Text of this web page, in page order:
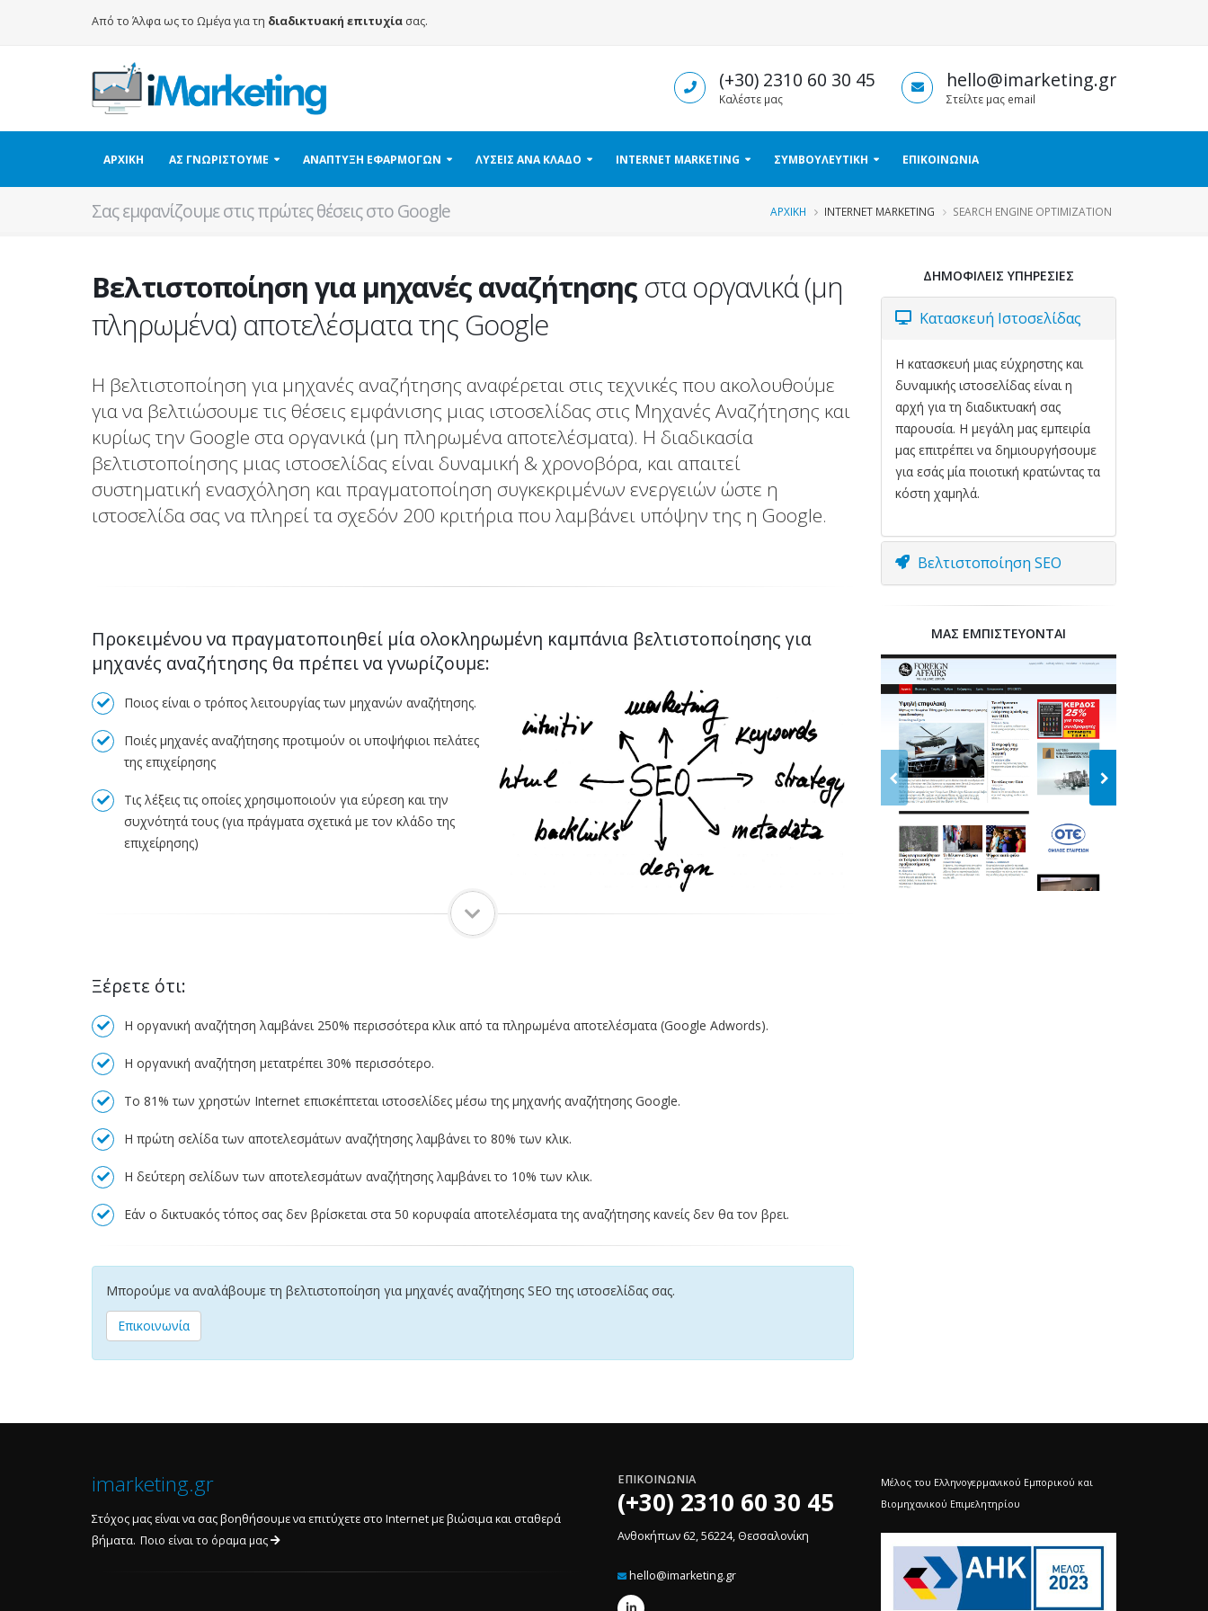
Από το Άλφα ως το Ωμέγα για τη διαδικτυακή επιτυχία σας.
(+30) 2310 60 30 45
Καλέστε μας
hello@imarketing.gr
Στείλτε μας email
ΑΡΧΙΚΗ ΑΣ ΓΝΩΡΙΣΤΟΥΜΕ ΑΝΑΠΤΥΞΗ ΕΦΑΡΜΟΓΩΝ ΛΥΣΕΙΣ ΑΝΑ ΚΛΑΔΟ INTERNET MARKETING ΣΥΜΒΟΥΛΕΥΤΙΚΗ ΕΠΙΚΟΙΝΩΝΙΑ
ΑΡΧΙΚΗ INTERNET MARKETING SEARCH ENGINE OPTIMIZATION
Σας εμφανίζουμε στις πρώτες θέσεις στο Google
Βελτιστοποίηση για μηχανές αναζήτησης στα οργανικά (μη
πληρωμένα) αποτελέσματα της Google
Η βελτιστοποίηση για μηχανές αναζήτησης αναφέρεται στις τεχνικές που ακολουθούμε
για να βελτιώσουμε τις θέσεις εμφάνισης μιας ιστοσελίδας στις Μηχανές Αναζήτησης και
κυρίως την Google στα οργανικά (μη πληρωμένα αποτελέσματα). Η διαδικασία
βελτιστοποίησης μιας ιστοσελίδας είναι δυναμική & χρονοβόρα, και απαιτεί
συστηματική ενασχόληση και πραγματοποίηση συγκεκριμένων ενεργειών ώστε η
ιστοσελίδα σας να πληρεί τα σχεδόν 200 κριτήρια που λαμβάνει υπόψην της η Google.
Προκειμένου να πραγματοποιηθεί μία ολοκληρωμένη καμπάνια βελτιστοποίησης για
μηχανές αναζήτησης θα πρέπει να γνωρίζουμε:
Ποιος είναι ο τρόπος λειτουργίας των μηχανών αναζήτησης.
Ποιές μηχανές αναζήτησης προτιμούν οι υποψήφιοι πελάτες
της επιχείρησης
Τις λέξεις τις οποίες χρησιμοποιούν για εύρεση και την
συχνότητά τους (για πράγματα σχετικά με τον κλάδο της
επιχείρησης)
Ξέρετε ότι:
Η οργανική αναζήτηση λαμβάνει 250% περισσότερα κλικ από τα πληρωμένα αποτελέσματα (Google Adwords).
H οργανική αναζήτηση μετατρέπει 30% περισσότερο.
Το 81% των χρηστών Internet επισκέπτεται ιστοσελίδες μέσω της μηχανής αναζήτησης Google.
Η πρώτη σελίδα των αποτελεσμάτων αναζήτησης λαμβάνει το 80% των κλικ.
Η δεύτερη σελίδων των αποτελεσμάτων αναζήτησης λαμβάνει το 10% των κλικ.
Εάν ο δικτυακός τόπος σας δεν βρίσκεται στα 50 κορυφαία αποτελέσματα της αναζήτησης κανείς δεν θα τον βρει.
Μπορούμε να αναλάβουμε τη βελτιστοποίηση για μηχανές αναζήτησης SEO της ιστοσελίδας σας.
Επικοινωνία
ΔΗΜΟΦΙΛΕΙΣ ΥΠΗΡΕΣΙΕΣ
Κατασκευή Ιστοσελίδας
Η κατασκευή μιας εύχρηστης και
δυναμικής ιστοσελίδας είναι η
αρχή για τη διαδικτυακή σας
παρουσία. Η μεγάλη μας εμπειρία
μας επιτρέπει να δημιουργήσουμε
για εσάς μία ποιοτική κρατώντας τα
κόστη χαμηλά.
Βελτιστοποίηση SEO
ΜΑΣ ΕΜΠΙΣΤΕΥΟΝΤΑΙ
imarketing.gr
Στόχος μας είναι να σας βοηθήσουμε να επιτύχετε στο Internet με βιώσιμα και σταθερά
βήματα. Ποιο είναι το όραμα μας
ΕΠΙΚΟΙΝΩΝΙΑ
(+30) 2310 60 30 45
Ανθοκήπων 62, 56224, Θεσσαλονίκη
hello@imarketing.gr
Μέλος του Ελληνογερμανικού Εμπορικού και
Βιομηχανικού Επιμελητηρίου